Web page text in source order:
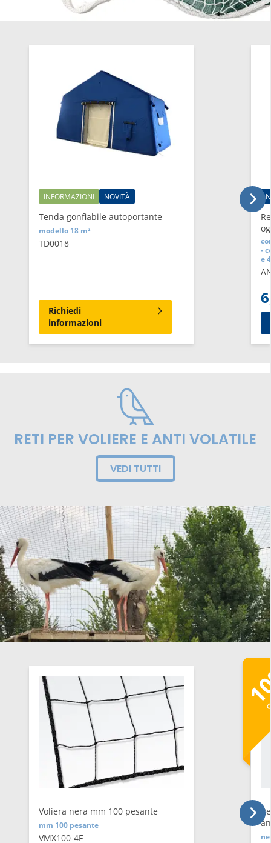
INFORMAZIONI NOVITÀ
Tenda gonfiabile autoportante
modello 18 m²
TD0018
Richiedi
informazioni
-
e
RETI PER VOLIERE E ANTI VOLATILE
VEDI TUTTI
Voliera nera mm 100 pesante
mm 100 pesante
VMX100-4F